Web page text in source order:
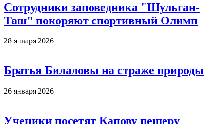
Сотрудники заповедника "Шульган-
Таш" покоряют спортивный Олимп
28 января 2026
Братья Билаловы на страже природы
26 января 2026
Ученики посетят Капову пещеру